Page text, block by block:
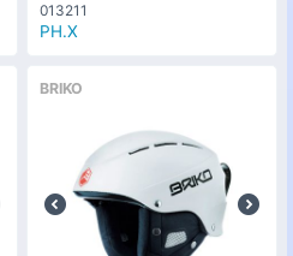
013211
PH.X
BRIKO